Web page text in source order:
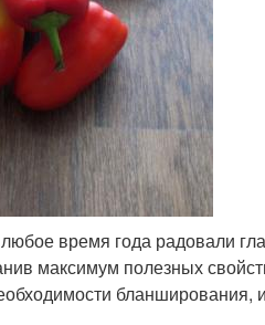
время года радовали
максимум полезных
бланширования,